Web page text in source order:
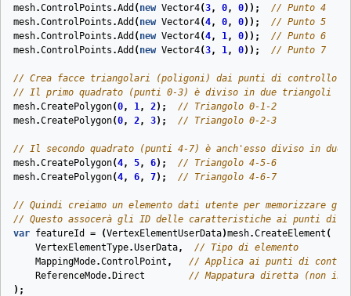
mesh.ControlPoints .Add ( new Vector4(3, 0, 0));
// Punto 4
mesh.ControlPoints .Add ( new Vector4(4, 0, 0));
// Punto 5
mesh.ControlPoints .Add ( new Vector4(4, 1, 0));
// Punto 6
mesh.ControlPoints .Add ( new Vector4(3, 1, 0)); // Punto 7
// Crea facce triangolari (poligoni) dai punti di controllo
// Il primo quadrato (punti 0-3) è diviso in due triangoli
mesh.CreatePolygon(0, 1, 2);
// Triangolo 0-1-2
mesh.CreatePolygon(0, 2, 3); // Triangolo 0-2-3
// Il secondo quadrato (punti 4-7) è anch'esso diviso in due
mesh.CreatePolygon(4, 5, 6);
// Triangolo 4-5-6
mesh.CreatePolygon(4, 6, 7); // Triangolo 4-6-7
// Quindi creiamo un elemento dati utente per memorizzare
// Questo assocerà gli ID delle caratteristiche ai punti di
var featureId = (VertexElementUserData)mesh.CreateElement (
VertexElementType.UserData,
// Tipo di elemento
MappingMode.ControlPoint ,
// Applica ai punti di
ReferenceMode. Direct
// Mappatura diretta (non
);